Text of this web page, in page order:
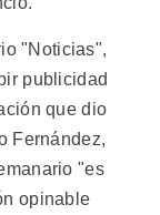
"Noticias",
publicidad
que dio
Fernández,
"es
opinable